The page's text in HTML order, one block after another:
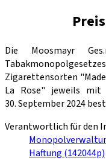
Die Moosmayr
Zigarettensorten
La Rose" jeweils
30. September 2024
Verantwortlich für den
Haftung (142044p)